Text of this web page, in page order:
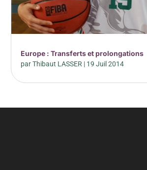
Europe : Transferts et prolongations
parThibaut LASSER | 19 Juil 2014